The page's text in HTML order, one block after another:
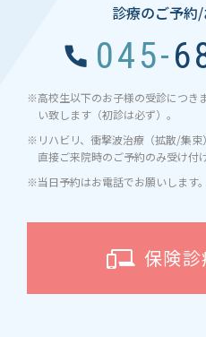
診療のご予約
045-
※高校生以下のお子様の受診につき
い致します（初診は必ず）。
※リハビリ、衝撃波治療（拡散/集
直接ご来院時のご予約のみ受け付
※当日予約はお電話でお願いします。
保険診